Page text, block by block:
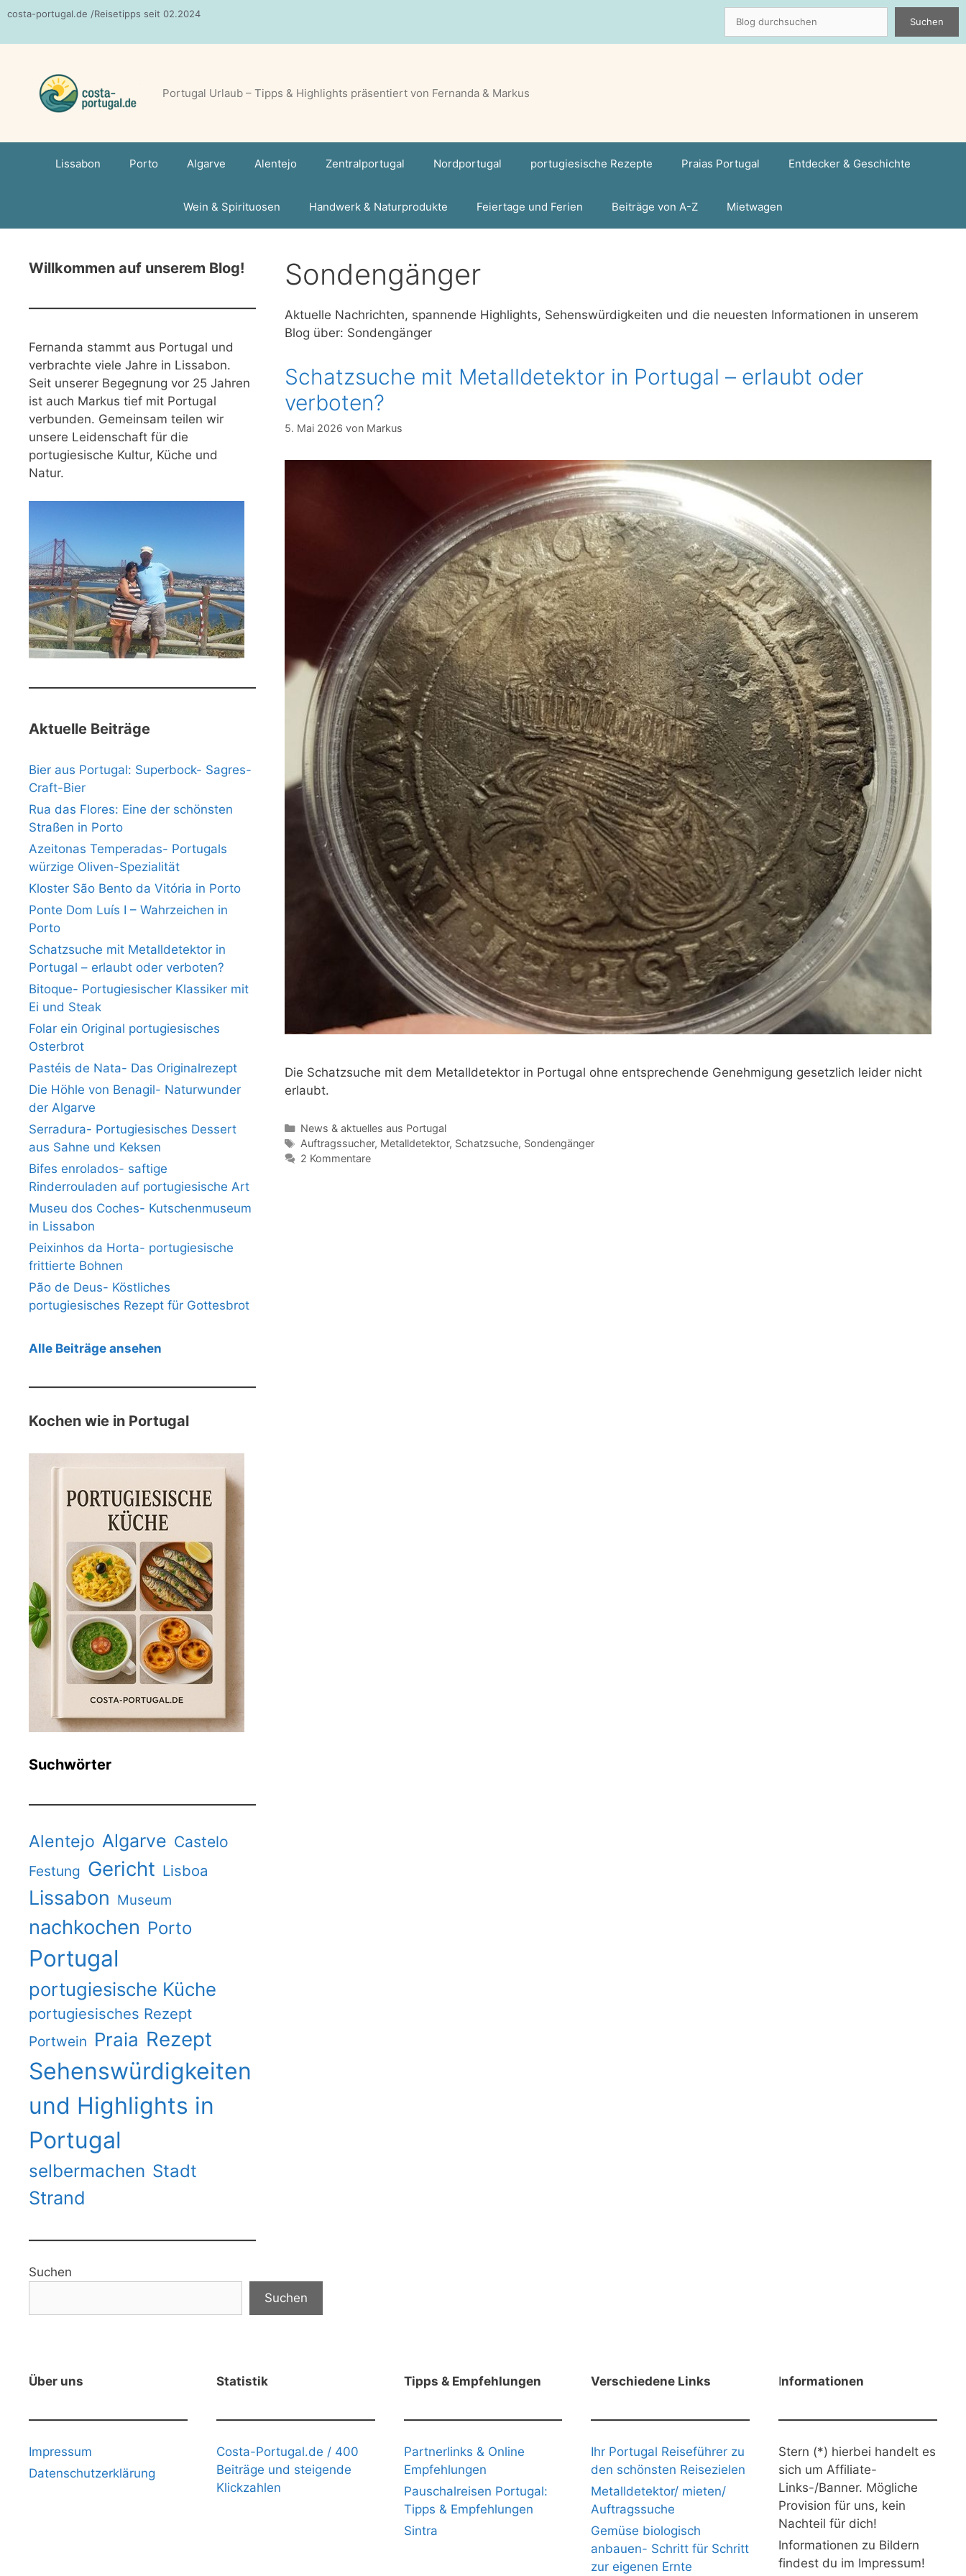
Zum
springen
costa-portugal.de /Reisetipps seit 02.2024
Suchen
Portugal Urlaub – Tipps & Highlights präsentiert von Fernanda & Markus
Lissabon Porto Algarve Alentejo Zentralportugal Nordportugal portugiesische Rezepte Praias Portugal Entdecker & Geschichte
Wein & Spirituosen Handwerk & Naturprodukte Feiertage und Ferien Beiträge von A-Z Mietwagen
Sondengänger
Aktuelle Nachrichten, spannende Highlights, Sehenswürdigkeiten und die neuesten Informationen in unserem
Blog über: Sondengänger
Schatzsuche mit Metalldetektor in Portugal – erlaubt oder
verboten?
5. Mai 2026 von Markus
Die Schatzsuche mit dem Metalldetektor in Portugal ohne entsprechende Genehmigung gesetzlich leider nicht
erlaubt.
Kategorien
News & aktuelles aus Portugal
Schlagwörter
Auftragssucher, Metalldetektor, Schatzsuche, Sondengänger
2 Kommentare
Willkommen auf unserem Blog!
Fernanda stammt aus Portugal und
verbrachte viele Jahre in Lissabon.
Seit unserer Begegnung vor 25 Jahren
ist auch Markus tief mit Portugal
verbunden. Gemeinsam teilen wir
unsere Leidenschaft für die
portugiesische Kultur, Küche und
Natur.
Aktuelle Beiträge
Bier aus Portugal: Superbock- Sagres-
Craft-Bier
Rua das Flores: Eine der schönsten
Straßen in Porto
Azeitonas Temperadas- Portugals
würzige Oliven-Spezialität
Kloster São Bento da Vitória in Porto
Ponte Dom Luís I – Wahrzeichen in
Porto
Schatzsuche mit Metalldetektor in
Portugal – erlaubt oder verboten?
Bitoque- Portugiesischer Klassiker mit
Ei und Steak
Folar ein Original portugiesisches
Osterbrot
Pastéis de Nata- Das Originalrezept
Die Höhle von Benagil- Naturwunder
der Algarve
Serradura- Portugiesisches Dessert
aus Sahne und Keksen
Bifes enrolados- saftige
Rinderrouladen auf portugiesische Art
Museu dos Coches- Kutschenmuseum
in Lissabon
Peixinhos da Horta- portugiesische
frittierte Bohnen
Pão de Deus- Köstliches
portugiesisches Rezept für Gottesbrot
Alle Beiträge ansehen
Kochen wie in Portugal
Suchwörter
Alentejo Algarve Castelo
Festung Gericht Lisboa
Lissabon Museum
nachkochen Porto
Portugal
portugiesische Küche
portugiesisches Rezept
Portwein Praia Rezept
Sehenswürdigkeiten
und Highlights in
Portugal
selbermachen Stadt
Strand
Suchen
Suchen
Über uns
Impressum
Datenschutzerklärung
Statistik
Costa-Portugal.de / 400
Beiträge und steigende
Klickzahlen
Tipps & Empfehlungen
Partnerlinks & Online
Empfehlungen
Pauschalreisen Portugal:
Tipps & Empfehlungen
Sintra
Verschiedene Links
Ihr Portugal Reiseführer zu
den schönsten Reisezielen
Metalldetektor/ mieten/
Auftragssuche
Gemüse biologisch
anbauen- Schritt für Schritt
zur eigenen Ernte
Informationen
Stern (*) hierbei handelt es
sich um Affiliate-
Links-/Banner. Mögliche
Provision für uns, kein
Nachteil für dich!
Informationen zu Bildern
findest du im Impressum!